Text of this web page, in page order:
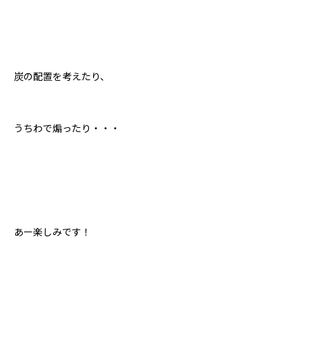
炭の配置を考えたり、
うちわで煽ったり・・・
あー楽しみです！